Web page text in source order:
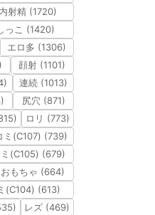
射精 (1720)
っこ (1420)
エロ多 (1306)
顔射 (1101)
連続 (1013)
尻穴 (871)
ロリ (773)
ミ(C107) (739)
(C105) (679)
おもちゃ (664)
(C104) (613)
レズ (469)